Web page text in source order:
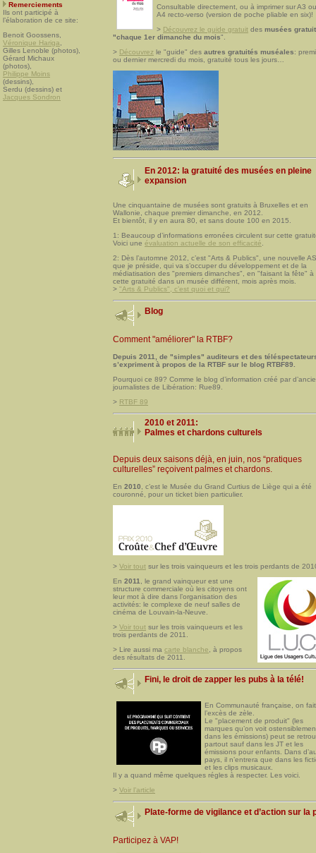
Remerciements
Ils ont participé à
l’élaboration de ce site:
Benoit Goossens,
Véronique Hariga
Gilles Lenoble (photos),
Gérard Michaux
(photos),
Philippe Moins
(dessins),
Serdu (dessins) et
Jacques Sondron
Consultable directement, ou à imprimer sur A3
A4 recto-verso (version de poche pliable en six)!
> Découvrez le guide gratuit des musées
"chaque 1er dimanche du mois".
> Découvrez le "guide" des autres gratuités muséales:
ou dernier mercredi du mois, gratuité tous les jours…
En 2012: la gratuité des musées en pleine
expansion
Une cinquantaine de musées sont gratuits à Bruxelles et en
Wallonie, chaque premier dimanche, en 2012.
Et bientôt, il y en aura 80, et sans doute 100 en 2015.
1: Beaucoup d’informations erronées circulent sur cette
Voici une évaluation actuelle de son efficacité.
2: Dès l’automne 2012, c’est "Arts & Publics", une nouvelle
que je préside, qui va s’occuper du développement et de la
médiatisation des "premiers dimanches", en "faisant la fête" à
cette gratuité dans un musée différent, mois après mois.
> "Arts & Publics", c’est quoi et qui?
Blog
Comment "améliorer" la RTBF?
Depuis 2011, de "simples" auditeurs et des
s’expriment à propos de la RTBF sur le blog RTBF89.
Pourquoi ce 89? Comme le blog d’information créé par
journalistes de Libération: Rue89.
> RTBF 89
2010 et 2011:
Palmes et chardons culturels
Depuis deux saisons déjà, en juin, nos “pratiques
culturelles” reçoivent palmes et chardons.
En 2010, c’est le Musée du Grand Curtius de Liège qui a été
couronné, pour un ticket bien particulier.
> Voir tout sur les trois vainqueurs et les trois perdants de
En 2011, le grand vainqueur est une
structure commerciale où les citoyens ont
leur mot à dire dans l’organisation des
activités: le complexe de neuf salles de
cinéma de Louvain-la-Neuve.
> Voir tout sur les trois vainqueurs et les
trois perdants de 2011.
> Lire aussi ma carte blanche, à propos
des résultats de 2011.
Fini, le droit de zapper les pubs à la télé!
En Communauté française, on
l’excès de zèle.
Le "placement de produit" (les
marques qu’on voit
dans les émissions) peut se
partout sauf dans les JT et les
émissions pour enfants. Dans
pays, il n’entrera que dans les
et les clips musicaux.
Il y a quand même quelques régles à respecter. Les voici.
> Voir l’article
Plate-forme de vigilance et d’action sur la
Participez à VAP!